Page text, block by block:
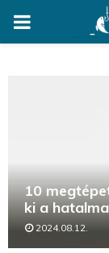
PRIMARY
10
ki a
2024.08.12.